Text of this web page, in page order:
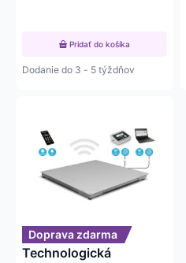
Pridať do košíka
Dodanie do 3 - 5 týždňov
Doprava zdarma
Technologická
produkt
variantov.
môžete
vybrať